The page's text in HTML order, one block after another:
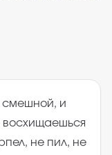
смешной, и
восхищаешься
не пил, не